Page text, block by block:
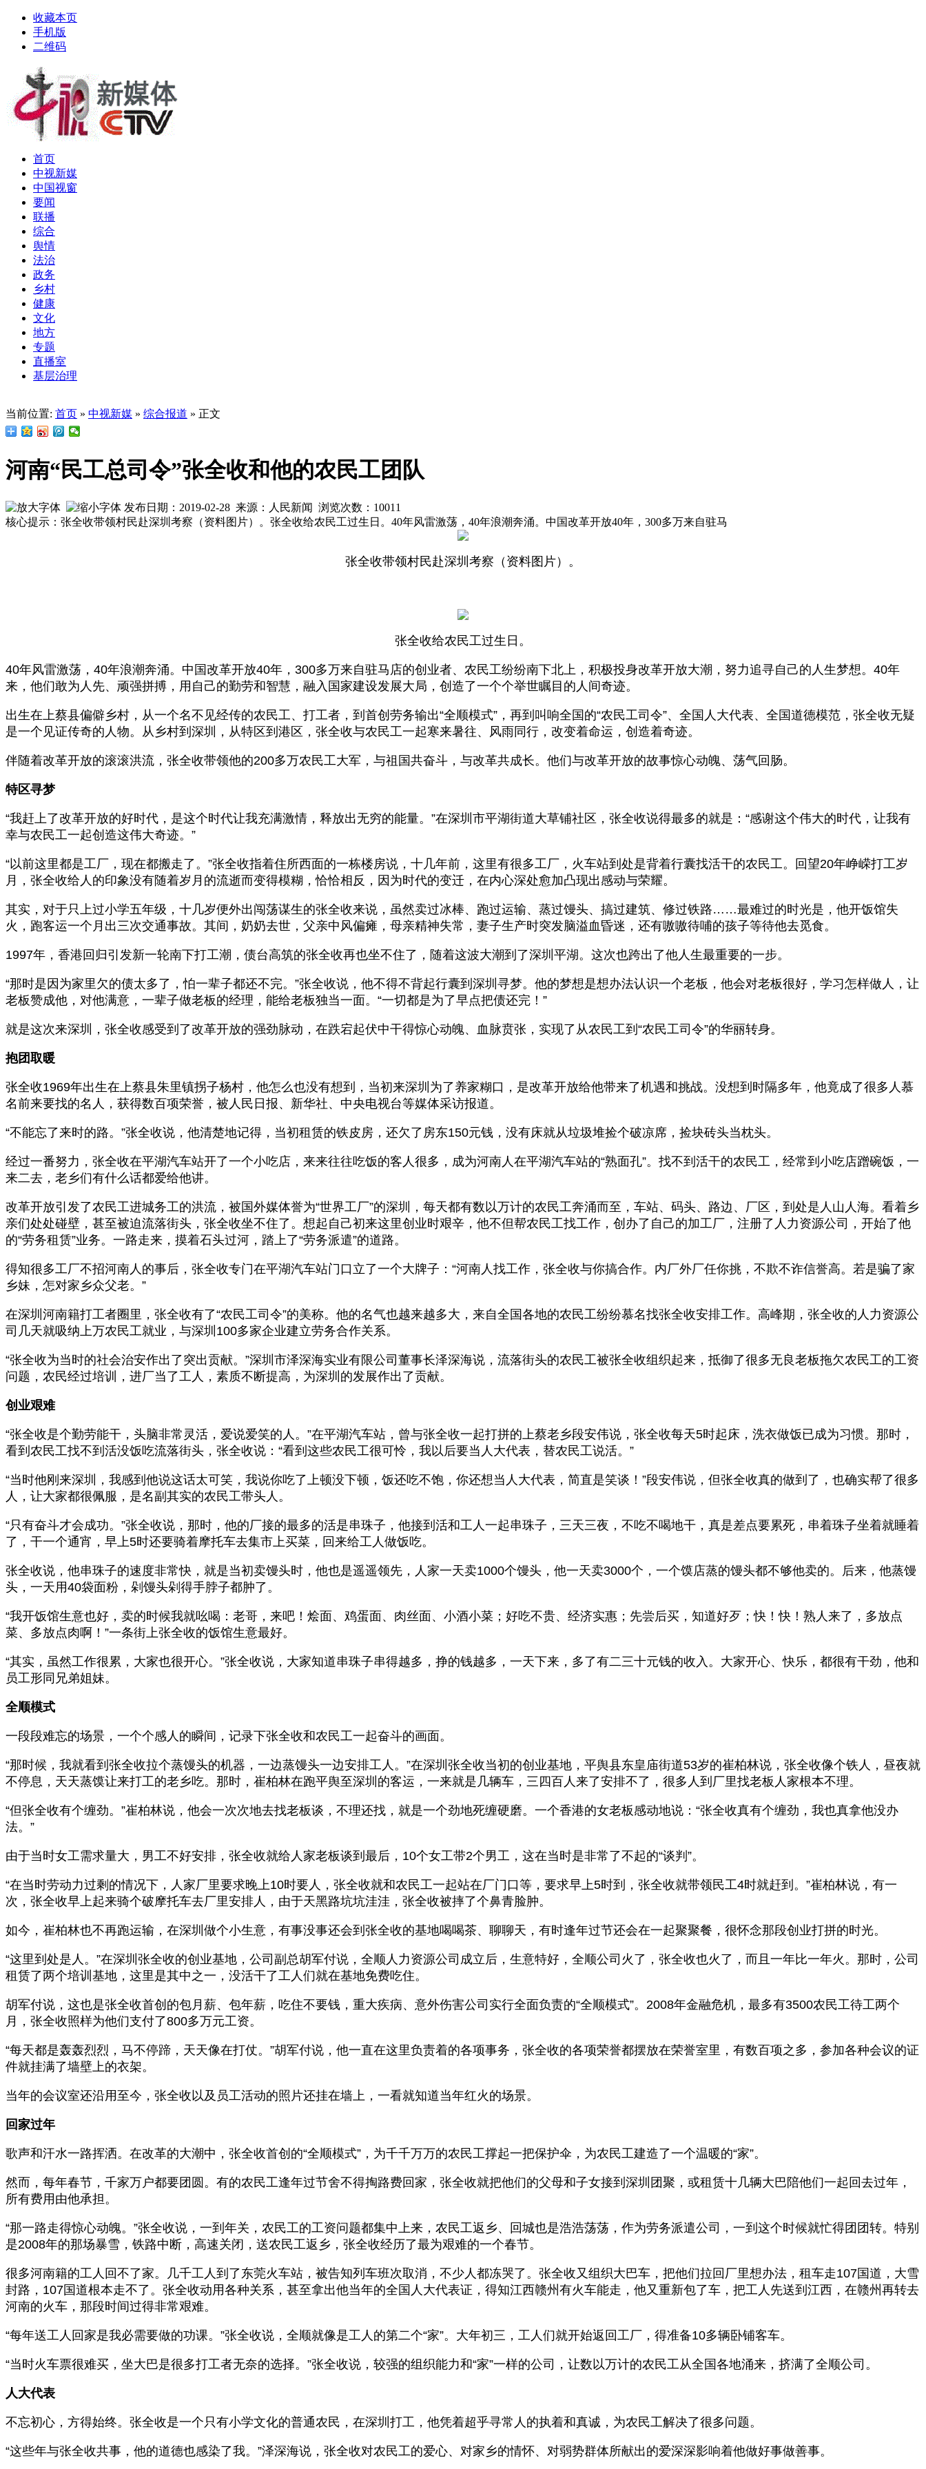
收藏本页
手机版
二维码
首页
中视新媒
中国视窗
要闻
联播
综合
舆情
法治
政务
乡村
健康
文化
地方
专题
直播室
基层治理
当前位置: 首页 » 中视新媒 » 综合报道 » 正文
河南“民工总司令”张全收和他的农民工团队
发布日期：2019-02-28 来源：人民新闻 浏览次数： 10011
核心提示：张全收带领村民赴深圳考察（资料图片）。张全收给农民工过生日。40年风雷激荡，40年浪潮奔涌。中国改革开放40年，300多万来自驻马
张全收带领村民赴深圳考察（资料图片）。
张全收给农民工过生日。
40年风雷激荡，40年浪潮奔涌。中国改革开放40年，300多万来自驻马店的创业者、农民工纷纷南下北上，积极投身改革开放大潮，努力追寻自己的人生梦想。40年
来，他们敢为人先、顽强拼搏，用自己的勤劳和智慧，融入国家建设发展大局，创造了一个个举世瞩目的人间奇迹。
出生在上蔡县偏僻乡村，从一个名不见经传的农民工、打工者，到首创劳务输出“全顺模式”，再到叫响全国的“农民工司令”、全国人大代表、全国道德模范，张全收无疑
是一个见证传奇的人物。从乡村到深圳，从特区到港区，张全收与农民工一起寒来暑往、风雨同行，改变着命运，创造着奇迹。
伴随着改革开放的滚滚洪流，张全收带领他的200多万农民工大军，与祖国共奋斗，与改革共成长。他们与改革开放的故事惊心动魄、荡气回肠。
特区寻梦
“我赶上了改革开放的好时代，是这个时代让我充满激情，释放出无穷的能量。”在深圳市平湖街道大草铺社区，张全收说得最多的就是：“感谢这个伟大的时代，让我有
幸与农民工一起创造这伟大奇迹。”
“以前这里都是工厂，现在都搬走了。”张全收指着住所西面的一栋楼房说，十几年前，这里有很多工厂，火车站到处是背着行囊找活干的农民工。回望20年峥嵘打工岁
月，张全收给人的印象没有随着岁月的流逝而变得模糊，恰恰相反，因为时代的变迁，在内心深处愈加凸现出感动与荣耀。
其实，对于只上过小学五年级，十几岁便外出闯荡谋生的张全收来说，虽然卖过冰棒、跑过运输、蒸过馒头、搞过建筑、修过铁路……最难过的时光是，他开饭馆失
火，跑客运一个月出三次交通事故。其间，奶奶去世，父亲中风偏瘫，母亲精神失常，妻子生产时突发脑溢血昏迷，还有嗷嗷待哺的孩子等待他去觅食。
1997年，香港回归引发新一轮南下打工潮，债台高筑的张全收再也坐不住了，随着这波大潮到了深圳平湖。这次也跨出了他人生最重要的一步。
“那时是因为家里欠的债太多了，怕一辈子都还不完。”张全收说，他不得不背起行囊到深圳寻梦。他的梦想是想办法认识一个老板，他会对老板很好，学习怎样做人，让
老板赞成他，对他满意，一辈子做老板的经理，能给老板独当一面。“一切都是为了早点把债还完！”
就是这次来深圳，张全收感受到了改革开放的强劲脉动，在跌宕起伏中干得惊心动魄、血脉贲张，实现了从农民工到“农民工司令”的华丽转身。
抱团取暖
张全收1969年出生在上蔡县朱里镇拐子杨村，他怎么也没有想到，当初来深圳为了养家糊口，是改革开放给他带来了机遇和挑战。没想到时隔多年，他竟成了很多人慕
名前来要找的名人，获得数百项荣誉，被人民日报、新华社、中央电视台等媒体采访报道。
“不能忘了来时的路。”张全收说，他清楚地记得，当初租赁的铁皮房，还欠了房东150元钱，没有床就从垃圾堆捡个破凉席，捡块砖头当枕头。
经过一番努力，张全收在平湖汽车站开了一个小吃店，来来往往吃饭的客人很多，成为河南人在平湖汽车站的“熟面孔”。找不到活干的农民工，经常到小吃店蹭碗饭，一
来二去，老乡们有什么话都爱给他讲。
改革开放引发了农民工进城务工的洪流，被国外媒体誉为“世界工厂”的深圳，每天都有数以万计的农民工奔涌而至，车站、码头、路边、厂区，到处是人山人海。看着乡
亲们处处碰壁，甚至被迫流落街头，张全收坐不住了。想起自己初来这里创业时艰辛，他不但帮农民工找工作，创办了自己的加工厂，注册了人力资源公司，开始了他
的“劳务租赁”业务。一路走来，摸着石头过河，踏上了“劳务派遣”的道路。
得知很多工厂不招河南人的事后，张全收专门在平湖汽车站门口立了一个大牌子：“河南人找工作，张全收与你搞合作。内厂外厂任你挑，不欺不诈信誉高。若是骗了家
乡妹，怎对家乡众父老。”
在深圳河南籍打工者圈里，张全收有了“农民工司令”的美称。他的名气也越来越多大，来自全国各地的农民工纷纷慕名找张全收安排工作。高峰期，张全收的人力资源公
司几天就吸纳上万农民工就业，与深圳100多家企业建立劳务合作关系。
“张全收为当时的社会治安作出了突出贡献。”深圳市泽深海实业有限公司董事长泽深海说，流落街头的农民工被张全收组织起来，抵御了很多无良老板拖欠农民工的工资
问题，农民经过培训，进厂当了工人，素质不断提高，为深圳的发展作出了贡献。
创业艰难
“张全收是个勤劳能干，头脑非常灵活，爱说爱笑的人。”在平湖汽车站，曾与张全收一起打拼的上蔡老乡段安伟说，张全收每天5时起床，洗衣做饭已成为习惯。那时，
看到农民工找不到活没饭吃流落街头，张全收说：“看到这些农民工很可怜，我以后要当人大代表，替农民工说活。”
“当时他刚来深圳，我感到他说这话太可笑，我说你吃了上顿没下顿，饭还吃不饱，你还想当人大代表，简直是笑谈！”段安伟说，但张全收真的做到了，也确实帮了很多
人，让大家都很佩服，是名副其实的农民工带头人。
“只有奋斗才会成功。”张全收说，那时，他的厂接的最多的活是串珠子，他接到活和工人一起串珠子，三天三夜，不吃不喝地干，真是差点要累死，串着珠子坐着就睡着
了，干一个通宵，早上5时还要骑着摩托车去集市上买菜，回来给工人做饭吃。
张全收说，他串珠子的速度非常快，就是当初卖馒头时，他也是遥遥领先，人家一天卖1000个馒头，他一天卖3000个，一个馍店蒸的馒头都不够他卖的。后来，他蒸馒
头，一天用40袋面粉，剁馒头剁得手脖子都肿了。
“我开饭馆生意也好，卖的时候我就吆喝：老哥，来吧！烩面、鸡蛋面、肉丝面、小酒小菜；好吃不贵、经济实惠；先尝后买，知道好歹；快！快！熟人来了，多放点
菜、多放点肉啊！”一条街上张全收的饭馆生意最好。
“其实，虽然工作很累，大家也很开心。”张全收说，大家知道串珠子串得越多，挣的钱越多，一天下来，多了有二三十元钱的收入。大家开心、快乐，都很有干劲，他和
员工形同兄弟姐妹。
全顺模式
一段段难忘的场景，一个个感人的瞬间，记录下张全收和农民工一起奋斗的画面。
“那时候，我就看到张全收拉个蒸馒头的机器，一边蒸馒头一边安排工人。”在深圳张全收当初的创业基地，平舆县东皇庙街道53岁的崔柏林说，张全收像个铁人，昼夜就
不停息，天天蒸馍让来打工的老乡吃。那时，崔柏林在跑平舆至深圳的客运，一来就是几辆车，三四百人来了安排不了，很多人到厂里找老板人家根本不理。
“但张全收有个缠劲。”崔柏林说，他会一次次地去找老板谈，不理还找，就是一个劲地死缠硬磨。一个香港的女老板感动地说：“张全收真有个缠劲，我也真拿他没办
法。”
由于当时女工需求量大，男工不好安排，张全收就给人家老板谈到最后，10个女工带2个男工，这在当时是非常了不起的“谈判”。
“在当时劳动力过剩的情况下，人家厂里要求晚上10时要人，张全收就和农民工一起站在厂门口等，要求早上5时到，张全收就带领民工4时就赶到。”崔柏林说，有一
次，张全收早上起来骑个破摩托车去厂里安排人，由于天黑路坑坑洼洼，张全收被摔了个鼻青脸肿。
如今，崔柏林也不再跑运输，在深圳做个小生意，有事没事还会到张全收的基地喝喝茶、聊聊天，有时逢年过节还会在一起聚聚餐，很怀念那段创业打拼的时光。
“这里到处是人。”在深圳张全收的创业基地，公司副总胡军付说，全顺人力资源公司成立后，生意特好，全顺公司火了，张全收也火了，而且一年比一年火。那时，公司
租赁了两个培训基地，这里是其中之一，没活干了工人们就在基地免费吃住。
胡军付说，这也是张全收首创的包月薪、包年薪，吃住不要钱，重大疾病、意外伤害公司实行全面负责的“全顺模式”。2008年金融危机，最多有3500农民工待工两个
月，张全收照样为他们支付了800多万元工资。
“每天都是轰轰烈烈，马不停蹄，天天像在打仗。”胡军付说，他一直在这里负责着的各项事务，张全收的各项荣誉都摆放在荣誉室里，有数百项之多，参加各种会议的证
件就挂满了墙壁上的衣架。
当年的会议室还沿用至今，张全收以及员工活动的照片还挂在墙上，一看就知道当年红火的场景。
回家过年
歌声和汗水一路挥洒。在改革的大潮中，张全收首创的“全顺模式”，为千千万万的农民工撑起一把保护伞，为农民工建造了一个温暖的“家”。
然而，每年春节，千家万户都要团圆。有的农民工逢年过节舍不得掏路费回家，张全收就把他们的父母和子女接到深圳团聚，或租赁十几辆大巴陪他们一起回去过年，
所有费用由他承担。
“那一路走得惊心动魄。”张全收说，一到年关，农民工的工资问题都集中上来，农民工返乡、回城也是浩浩荡荡，作为劳务派遣公司，一到这个时候就忙得团团转。特别
是2008年的那场暴雪，铁路中断，高速关闭，送农民工返乡，张全收经历了最为艰难的一个春节。
很多河南籍的工人回不了家。几千工人到了东莞火车站，被告知列车班次取消，不少人都冻哭了。张全收又组织大巴车，把他们拉回厂里想办法，租车走107国道，大雪
封路，107国道根本走不了。张全收动用各种关系，甚至拿出他当年的全国人大代表证，得知江西赣州有火车能走，他又重新包了车，把工人先送到江西，在赣州再转去
河南的火车，那段时间过得非常艰难。
“每年送工人回家是我必需要做的功课。”张全收说，全顺就像是工人的第二个“家”。大年初三，工人们就开始返回工厂，得准备10多辆卧铺客车。
“当时火车票很难买，坐大巴是很多打工者无奈的选择。”张全收说，较强的组织能力和“家”一样的公司，让数以万计的农民工从全国各地涌来，挤满了全顺公司。
人大代表
不忘初心，方得始终。张全收是一个只有小学文化的普通农民，在深圳打工，他凭着超乎寻常人的执着和真诚，为农民工解决了很多问题。
“这些年与张全收共事，他的道德也感染了我。”泽深海说，张全收对农民工的爱心、对家乡的情怀、对弱势群体所献出的爱深深影响着他做好事做善事。